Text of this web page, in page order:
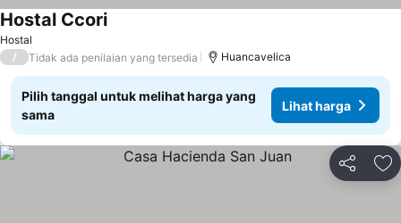
Hostal
Hostal CcoriLihat harga
/ Tidak ada penilaian yang tersedia Huancavelica
Pilih tanggal untuk melihat harga yang
sama
Lihat harga
Bagikan